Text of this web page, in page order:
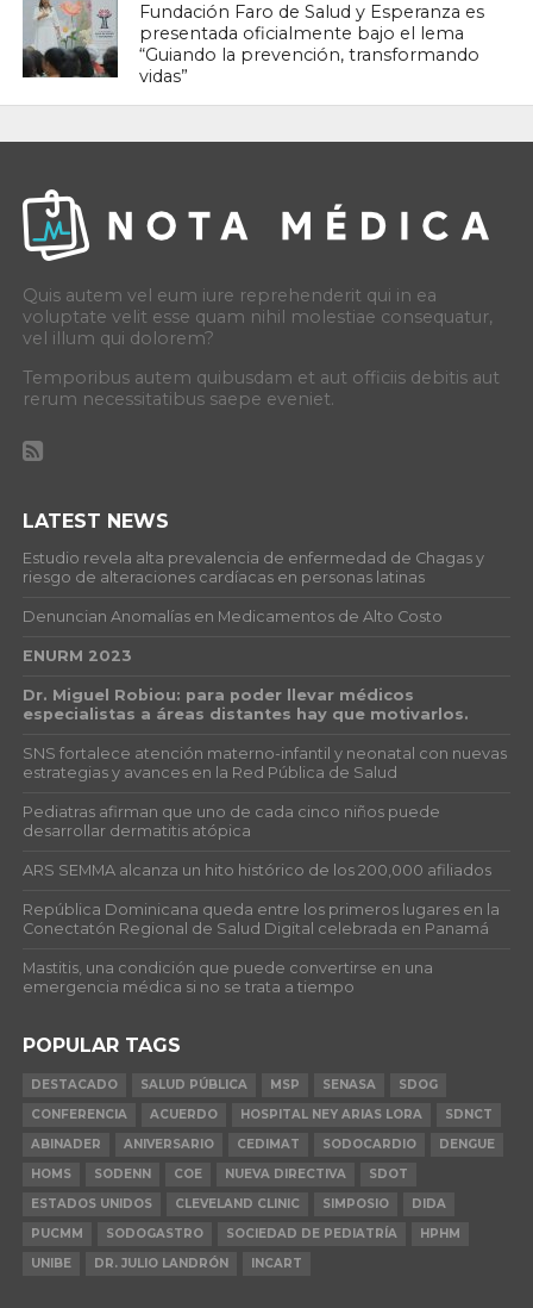
Fundación Faro de Salud y Esperanza es
presentada oficialmente bajo el lema
“Guiando la prevención, transformando
vidas”
Quis autem vel eum iure reprehenderit qui in ea
voluptate velit esse quam nihil molestiae consequatur,
vel illum qui dolorem?
Temporibus autem quibusdam et aut officiis debitis aut
rerum necessitatibus saepe eveniet.
LATEST NEWS
Estudio revela alta prevalencia de enfermedad de Chagas y
riesgo de alteraciones cardíacas en personas latinas
Denuncian Anomalías en Medicamentos de Alto Costo
ENURM 2023
Dr. Miguel Robiou: para poder llevar médicos
especialistas a áreas distantes hay que motivarlos.
SNS fortalece atención materno-infantil y neonatal con nuevas
estrategias y avances en la Red Pública de Salud
Pediatras afirman que uno de cada cinco niños puede
desarrollar dermatitis atópica
ARS SEMMA alcanza un hito histórico de los 200,000 afiliados
República Dominicana queda entre los primeros lugares en la
Conectatón Regional de Salud Digital celebrada en Panamá
Mastitis, una condición que puede convertirse en una
emergencia médica si no se trata a tiempo
POPULAR TAGS
DESTACADO SALUD PÚBLICA MSP SENASA
SDOG
CONFERENCIA
ACUERDO HOSPITAL NEY ARIAS LORA
SDNCT
ABINADER
ANIVERSARIO CEDIMAT SODOCARDIO
DENGUE
HOMS
SODENN COE NUEVA DIRECTIVA
SDOT
ESTADOS UNIDOS
CLEVELAND CLINIC SIMPOSIO
DIDA
PUCMM
SODOGASTRO SOCIEDAD DE PEDIATRÍA
HPHM
UNIBE
DR. JULIO LANDRÓN INCART